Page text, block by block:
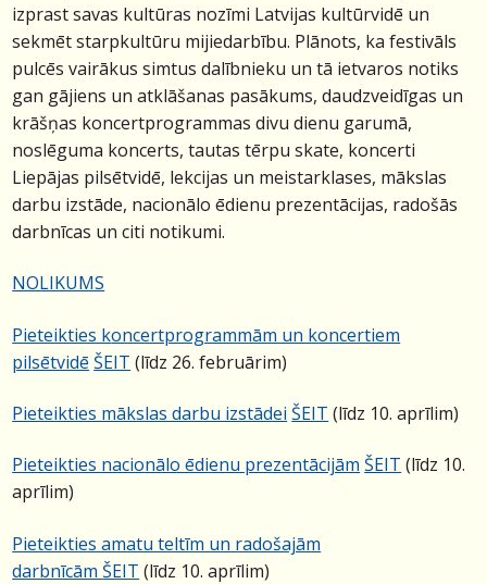
izprast savas kultūras nozīmi Latvijas kultūrvidē un
sekmēt starpkultūru mijiedarbību. Plānots, ka festivāls
pulcēs vairākus simtus dalībnieku un tā ietvaros notiks
gan gājiens un atklāšanas pasākums, daudzveidīgas un
krāšņas koncertprogrammas divu dienu garumā,
noslēguma koncerts, tautas tērpu skate, koncerti
Liepājas pilsētvidē, lekcijas un meistarklases, mākslas
darbu izstāde, nacionālo ēdienu prezentācijas, radošās
darbnīcas un citi notikumi.
NOLIKUMS
Pieteikties koncertprogrammām un koncertiem
pilsētvidē ŠEIT (līdz 26. februārim)
Pieteikties mākslas darbu izstādei ŠEIT (līdz 10. aprīlim)
Pieteikties nacionālo ēdienu prezentācijām ŠEIT (līdz 10.
aprīlim)
Pieteikties amatu teltīm un radošajām
darbnīcāmŠEIT (līdz 10. aprīlim)